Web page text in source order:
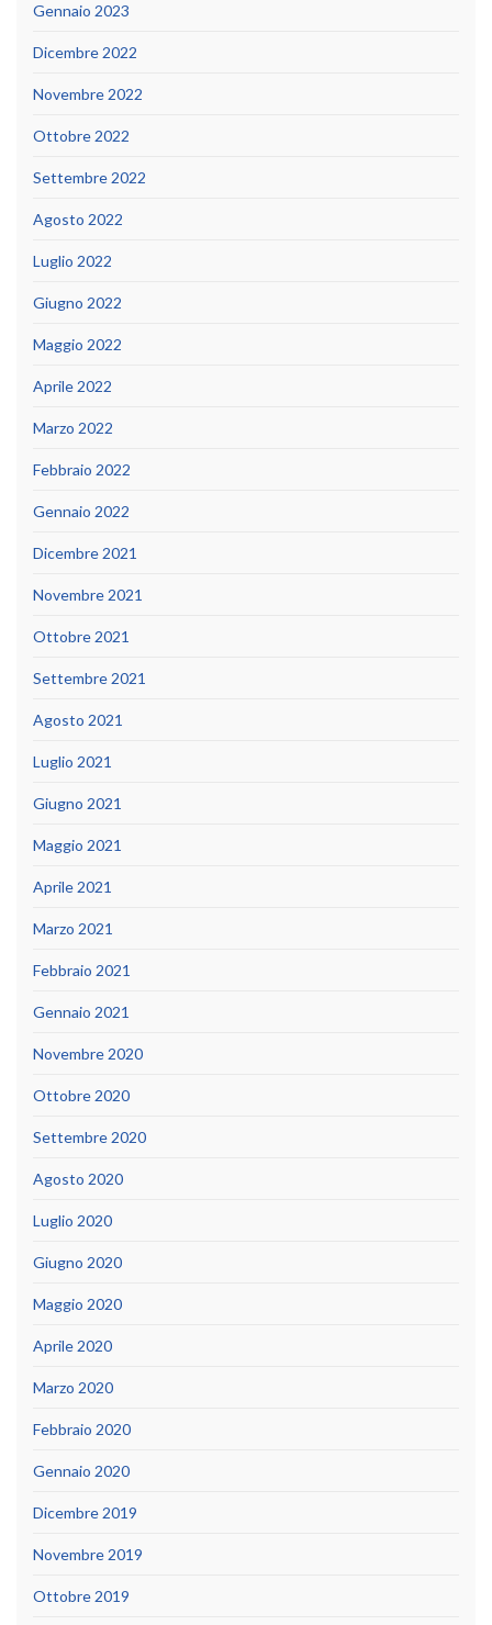
Gennaio 2023
Dicembre 2022
Novembre 2022
Ottobre 2022
Settembre 2022
Agosto 2022
Luglio 2022
Giugno 2022
Maggio 2022
Aprile 2022
Marzo 2022
Febbraio 2022
Gennaio 2022
Dicembre 2021
Novembre 2021
Ottobre 2021
Settembre 2021
Agosto 2021
Luglio 2021
Giugno 2021
Maggio 2021
Aprile 2021
Marzo 2021
Febbraio 2021
Gennaio 2021
Novembre 2020
Ottobre 2020
Settembre 2020
Agosto 2020
Luglio 2020
Giugno 2020
Maggio 2020
Aprile 2020
Marzo 2020
Febbraio 2020
Gennaio 2020
Dicembre 2019
Novembre 2019
Ottobre 2019